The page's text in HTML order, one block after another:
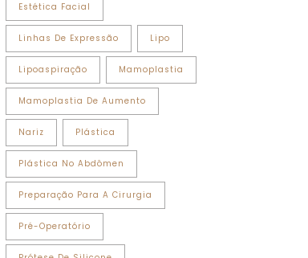
Estética Facial
Linhas De Expressão Lipo
Lipoaspiração Mamoplastia
Mamoplastia De Aumento
Nariz Plástica
Plástica No Abdômen
Preparação Para A Cirurgia
Pré-Operatório